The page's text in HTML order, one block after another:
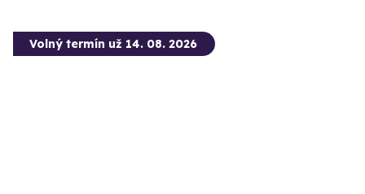
Volný termín už 14. 08. 2026